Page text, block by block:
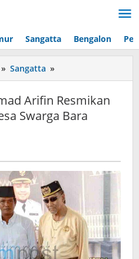
Sangatta Bengalon
» Sangatta »
Adji
Arifin
Resmikan
Swarga
Bara
Arifin Resmikan
Swarga Bara